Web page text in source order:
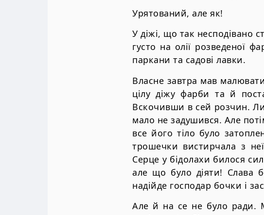
Урятований, але як!
У дiжi, що так несподiвано
густо на олiї розведеної
паркани та садовi лавки.
Власне завтра мав
цiлу дiжу фарби та й
Вскочивши в сей розчин.
мало не задушився. Але
все його тiло було
трошечки вистирчала з
Серце у бiдолахи билося
але що було дiяти! Слава
надiйде господар бочки i
Але й на се не було ради.